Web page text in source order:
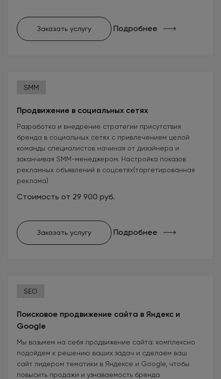
Заказать услугу Подробнее
SMM
Продвижение в социальных сетях
Разработка и внедрение стратегии присутствия
бренда в социальных сетях с привлечением целой
команды специалистов начиная от дизайнера и
заканчивая SMM-менеджером. Настройка показов
рекламных объявлений в соцсетях(таргетированная
реклама)
Стоимость от 29 900 руб.
Заказать услугу Подробнее
SEO
Поисковое продвижение сайта в Яндекс и
Google
Мы возьмем на себя продвижение сайта: комплексно
подойдем к решению ваших задач и сделаем ваш
сайт лидером тематики в Яндексе и Google, чтобы
повысить продажи и узнаваемость бренда